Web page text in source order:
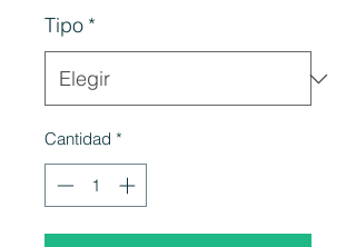
Tipo *
Cantidad *